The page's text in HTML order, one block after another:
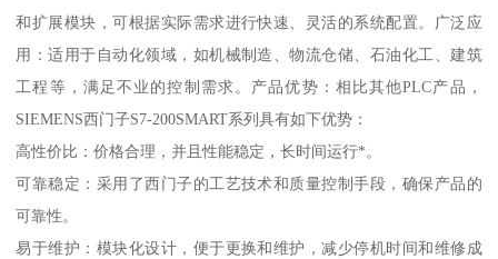
和扩展模块，可根据实际需求进行快速、灵活的系统配置。广泛应
用：适用于自动化领域，如机械制造、物流仓储、石油化工、建筑
工程等，满足不业的控制需求。产品优势：相比其他PLC产品，
SIEMENS西门子S7-200SMART系列具有如下优势：
高性价比：价格合理，并且性能稳定，长时间运行*。
可靠稳定：采用了西门子的工艺技术和质量控制手段，确保产品的
可靠性。
易于维护：模块化设计，便于更换和维护，减少停机时间和维修成